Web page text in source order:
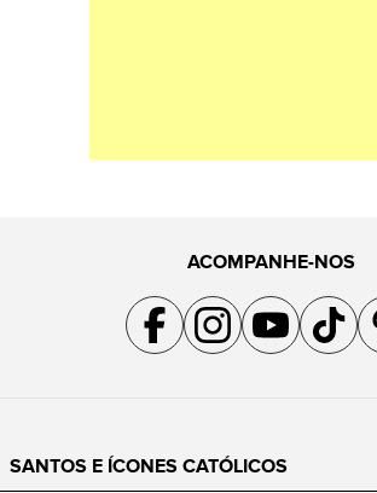
ACOMPANHE-NOS
Acompanhe a gente no Facebook
Acompanhe a gente no
Acompanhe a
SANTOS E ÍCONES CATÓLICOS